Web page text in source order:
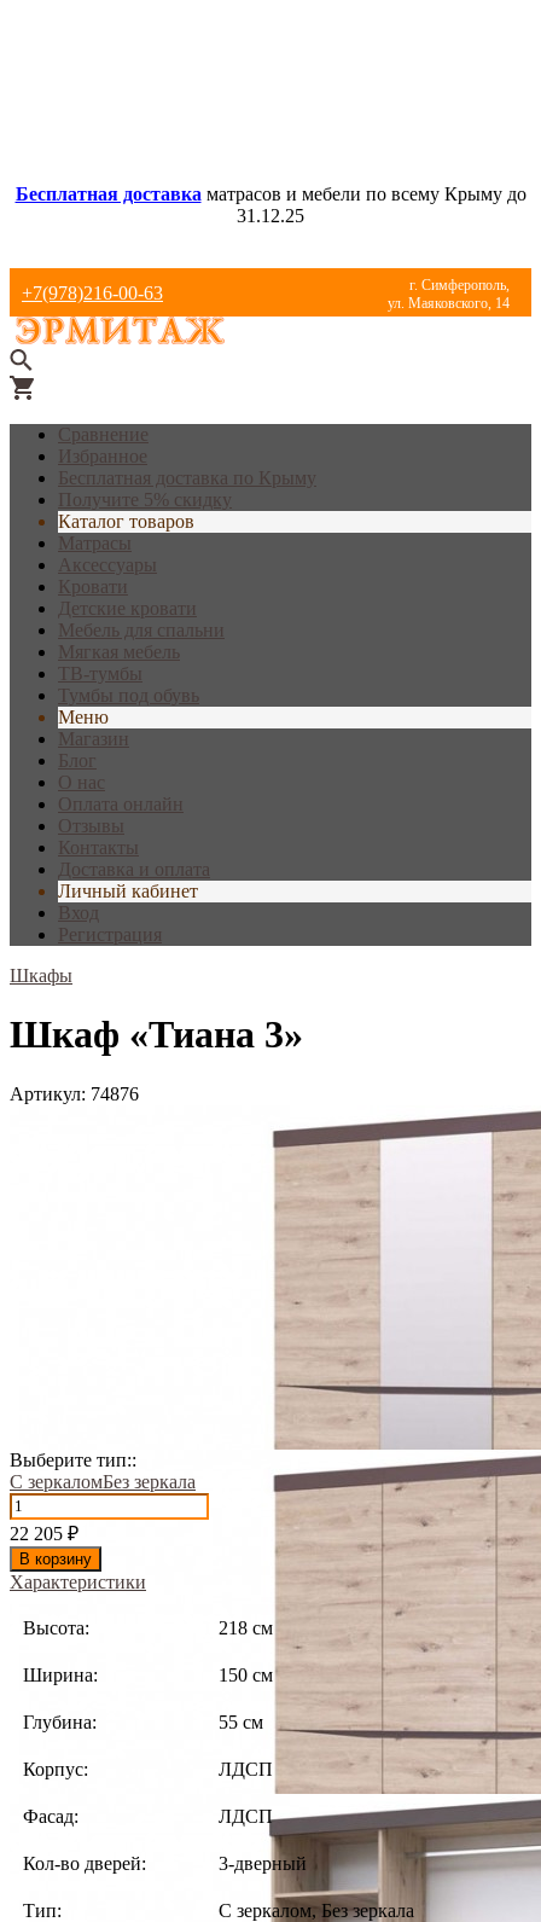
Бесплатная доставка матрасов и мебели по всему Крыму до
31.12.25
+7(978)216-00-63
г. Симферополь,
ул. Маяковского, 14
Сравнение
Избранное
Бесплатная доставка по Крыму
Получите 5% скидку
Каталог товаров
Матрасы
Аксессуары
Кровати
Детские кровати
Мебель для спальни
Мягкая мебель
ТВ-тумбы
Тумбы под обувь
Меню
Магазин
Блог
О нас
Оплата онлайн
Отзывы
Контакты
Доставка и оплата
Личный кабинет
Вход
Регистрация
Шкафы
Шкаф «Тиана 3»
Артикул: 74876
Выберите тип::
С зеркаломБез зеркала
22 205 ₽
В корзину
Характеристики
Высота: 218 см
Ширина: 150 см
Глубина: 55 см
Корпус: ЛДСП
Фасад: ЛДСП
Кол-во дверей: 3-дверный
Тип: С зеркалом, Без зеркала